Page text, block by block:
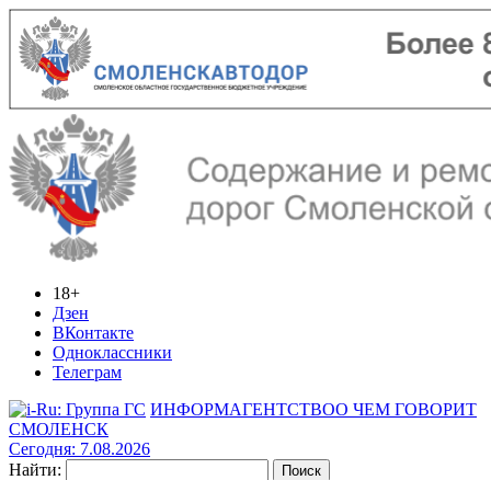
18+
Дзен
ВКонтакте
Одноклассники
Телеграм
ИНФОРМАГЕНТСТВОО ЧЕМ ГОВОРИТ
СМОЛЕНСК
Сегодня: 7.08.2026
Найти: